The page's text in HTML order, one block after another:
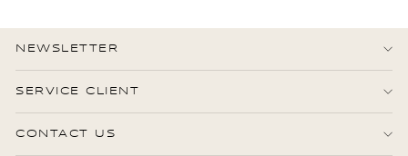
NEWSLETTER
SERVICE CLIENT
CONTACT US